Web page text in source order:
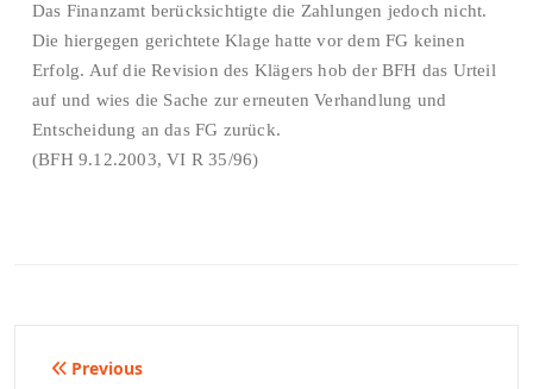
Das Finanzamt berücksichtigte die Zahlungen jedoch nicht.
Die hiergegen gerichtete Klage hatte vor dem FG keinen
Erfolg. Auf die Revision des Klägers hob der BFH das Urteil
auf und wies die Sache zur erneuten Verhandlung und
Entscheidung an das FG zurück.
(BFH 9.12.2003, VI R 35/96)
Beitragsnavigation
Previous